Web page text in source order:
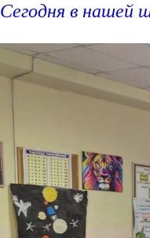
Сегодня в нашей